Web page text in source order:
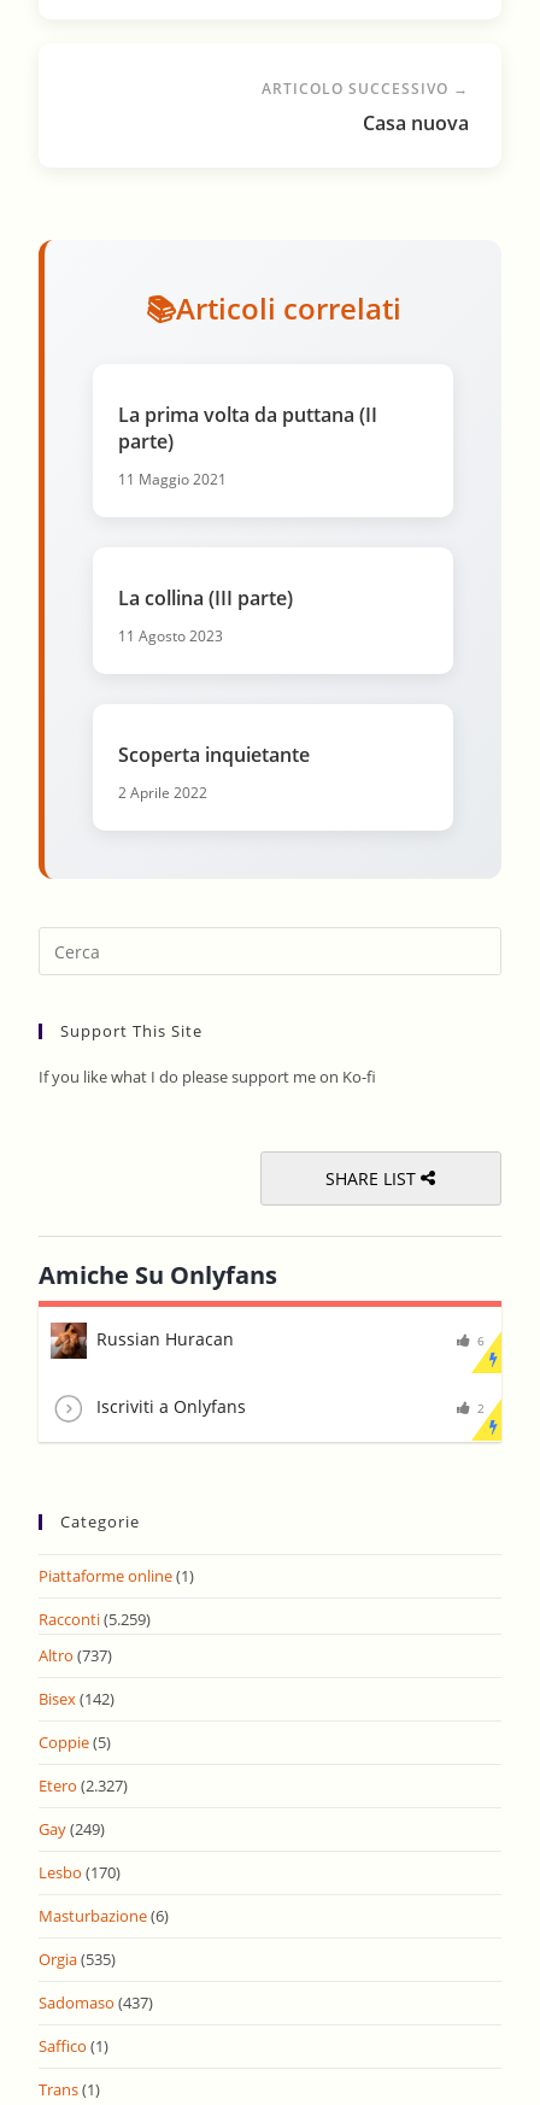
ARTICOLO SUCCESSIVO →
Casa nuova
Articoli correlati
La prima volta da puttana (II
parte)
11 Maggio 2021
La collina (III parte)
11 Agosto 2023
Scoperta inquietante
2 Aprile 2022
Support This Site
If you like what I do please support me on Ko-fi
SHARE LIST
Amiche Su Onlyfans
Russian Huracan 6
Iscriviti a Onlyfans 2
Categorie
Piattaforme online(1)
Racconti(5.259)
Altro (737)
Bisex(142)
Coppie(5)
Etero (2.327)
Gay(249)
Lesbo (170)
Masturbazione(6)
Orgia(535)
Sadomaso (437)
Saffico (1)
Trans(1)